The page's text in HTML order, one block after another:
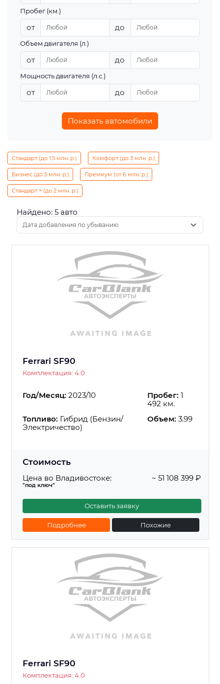
Пробег (км.)
от до
Объем двигателя (л.)
от до
Мощность двигателя (л.с.)
от до
Показать автомобили
Стандарт (до 1.5 млн. р.) Комфорт (до 3 млн. р.)
Бизнес (до 5 млн. р.) Премиум (от 6 млн. р.)
Стандарт + (до 2 млн. р.)
Найдено: 5 авто
Ferrari SF90
Комплектация: 4.0
Год/Месяц: 2023/10 Пробег: 1
492 км.
Топливо: Гибрид (Бензин/
Электричество)
Объем: 3.99
Стоимость
Цена во Владивостоке:
"под ключ"
~ 51 108 399 ₽
Оставить заявку
Подробнее Похожие
Ferrari SF90
Комплектация: 4.0